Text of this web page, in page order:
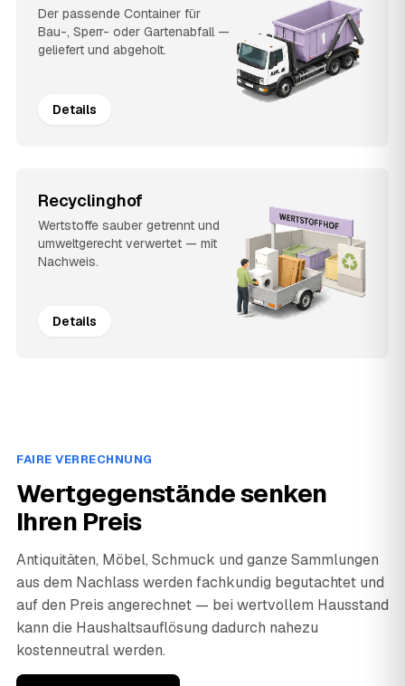
Der passende Container für
Bau-, Sperr- oder Gartenabfall —
geliefert und abgeholt.
Details
Recyclinghof
Wertstoffe sauber getrennt und
umweltgerecht verwertet — mit
Nachweis.
Details
FAIRE VERRECHNUNG
Wertgegenstände senken
Ihren Preis
Antiquitäten, Möbel, Schmuck und ganze Sammlungen
aus dem Nachlass werden fachkundig begutachtet und
auf den Preis angerechnet — bei wertvollem Hausstand
kann die Haushaltsauflösung dadurch nahezu
kostenneutral werden.